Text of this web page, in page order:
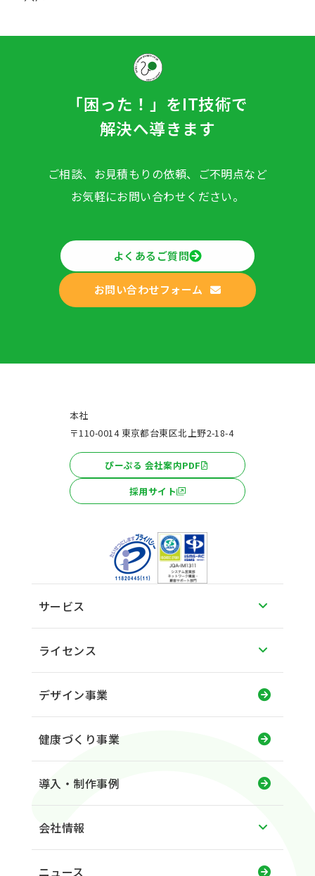
「困った！」をIT技術で
解決へ導きます
ご相談、お見積もりの依頼、ご不明点など
お気軽にお問い合わせください。
よくあるご質問
お問い合わせフォーム
本社
〒110-0014 東京都台東区北上野2-18-4
ぴーぷる 会社案内PDF
採用サイト
サービス
ライセンス
デザイン事業
健康づくり事業
導入・制作事例
会社情報
ニュース